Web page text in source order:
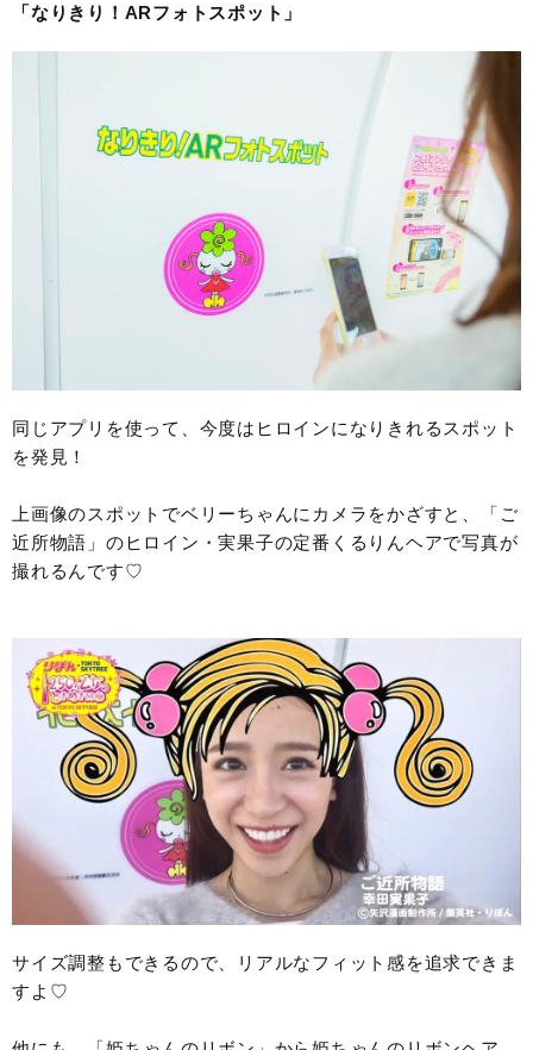
「なりきり！ARフォトスポット」
同じアプリを使って、今度はヒロインになりきれるスポット
を発見！
上画像のスポットでベリーちゃんにカメラをかざすと、「ご
近所物語」のヒロイン・実果子の定番くるりんヘアで写真が
撮れるんです♡
サイズ調整もできるので、リアルなフィット感を追求できま
すよ♡